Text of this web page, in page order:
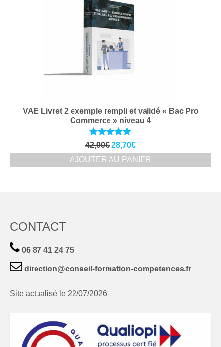
VAE Livret 2 exemple rempli et validé « Bac Pro
Commerce » niveau 4
Note5.00
42,00€ Le
prix
initial
28,70€Le
prix
actuel
AJOUTER AU PANIER
CONTACT
06 87 41 24 75
direction@conseil-formation-competences.fr
Site actualisé le 22/07/2026